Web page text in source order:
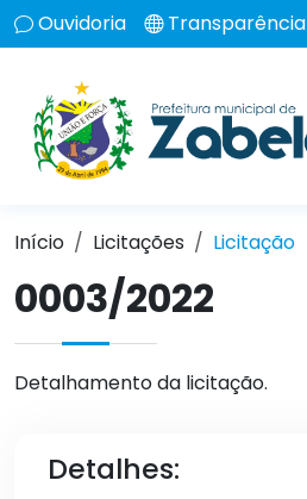
Ouvidoria Transparência
Início Licitações Licitação
0003/2022
Detalhamento da licitação.
Detalhes: